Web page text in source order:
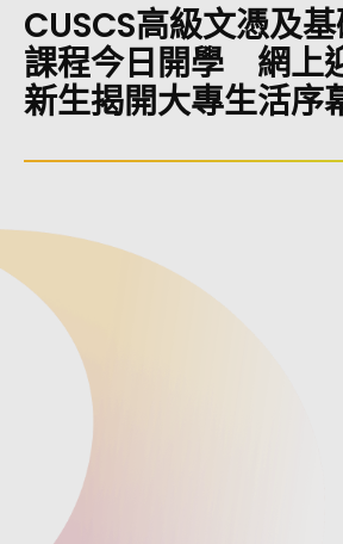
CUSCS高級文憑及
課程今日開學 網上
新生揭開大專生活序